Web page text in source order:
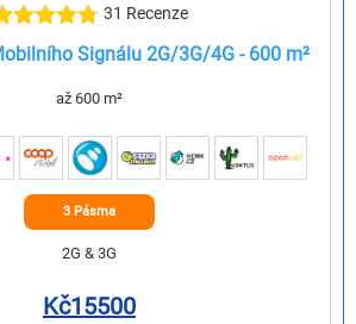
31 Recenze
Signálu 2G/3G/4G - 600 m²
až 600 m²
3 Pásma
2G & 3G
Kč15500